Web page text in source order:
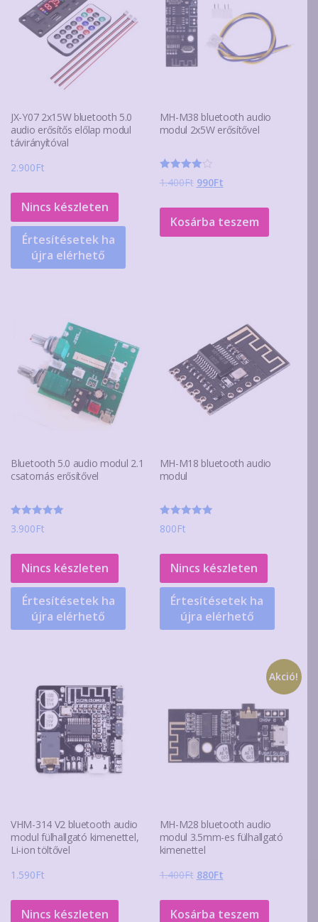
JX-Y07 2x15W bluetooth 5.0
audio erősítős előlap modul
távirányítóval
2.900Ft
Nincs készleten
Értesítésetek ha
újra elérhető
MH-M38 bluetooth audio
modul 2x5W erősítővel
Értékelés:
4.00
1.400Ft Original
was:
1.400Ft.
990FtCurrent
is:
990Ft.
Kosárba teszem
Bluetooth 5.0 audio modul 2.1
csatornás erősítővel
Értékelés:
5.00
3.900Ft
Nincs készleten
Értesítésetek ha
újra elérhető
MH-M18 bluetooth audio
modul
Értékelés:
5.00
800Ft
Nincs készleten
Értesítésetek ha
újra elérhető
VHM-314 V2 bluetooth audio
modul fülhallgató kimenettel,
Li-ion töltővel
1.590Ft
Nincs készleten
Akció!
MH-M28 bluetooth audio
modul 3.5mm-es fülhallgató
kimenettel
1.400Ft Original
was:
880FtCurrent
is:
Kosárba teszem